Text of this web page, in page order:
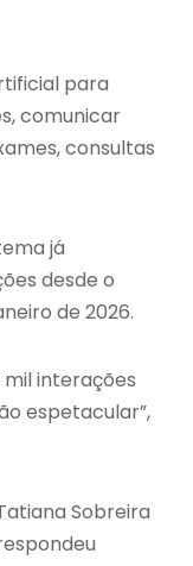
para
comunicar
consultas
já
desde o
de 2026.
mil interações
espetacular”,
Sobreira